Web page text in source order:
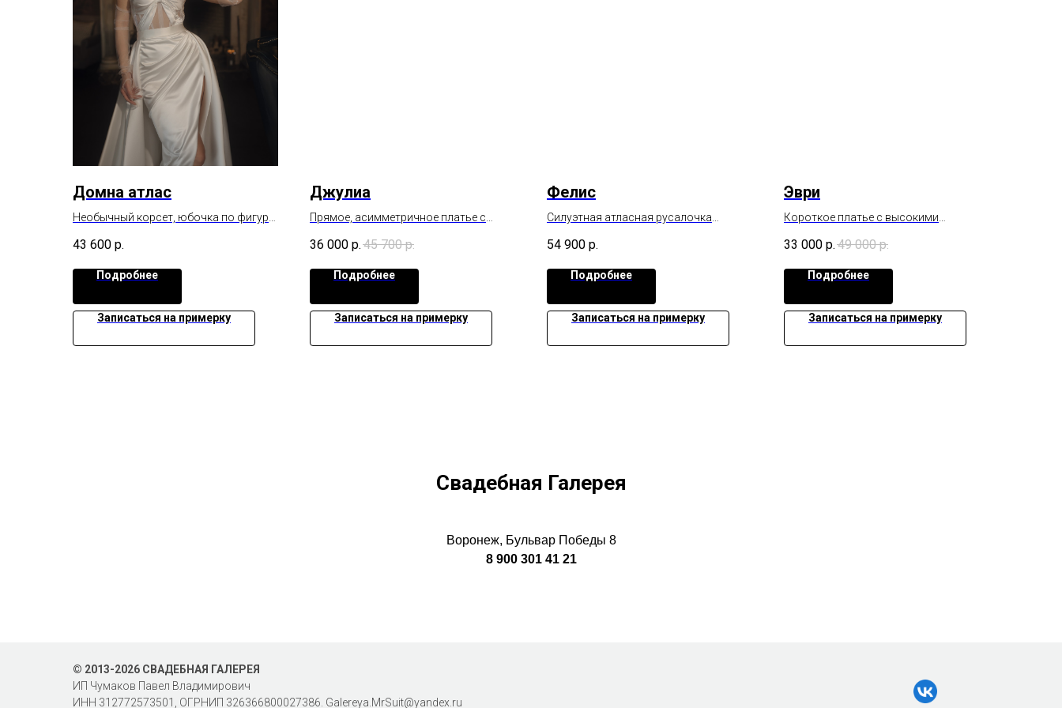
Домна атлас
Необычный корсет, юбочка по фигуре
съемными шлейфом.
43 600 р.
Подробнее
Записаться на примерку
Джулиа
Прямое, асимметричное платье с
шлейфом.
36 000 р. 45 700 р.
Подробнее
Записаться на примерку
Фелис
Силуэтная атласная русалочка
54 900 р.
Подробнее
Записаться на примерку
Эври
Короткое платье с высокими
33 000 р. 49 000 р.
Подробнее
Записаться на примерку
Свадебная Галерея
Воронеж, Бульвар Победы 8
8 900 301 41 21
© 2013-2026 СВАДЕБНАЯ ГАЛЕРЕЯ
ИП Чумаков Павел Владимирович
ИНН 312772573501, ОГРНИП 326366800027386. Galereya.MrSuit@yandex.ru